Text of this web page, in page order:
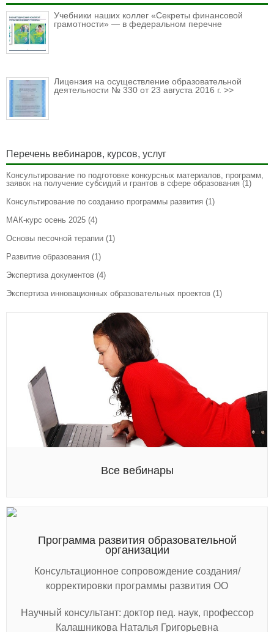
Учебники наших коллег «Секреты финансовой
грамотности» — в федеральном перечне
Лицензия на осуществление образовательной
деятельности № 330 от 23 августа 2016 г. >>
Перечень вебинаров, курсов, услуг
Консультирование по подготовке конкурсных материалов, программ,
заявок на получение субсидий и грантов в сфере образования (1)
Консультирование по созданию программы развития (1)
МАК-курс осень 2025 (4)
Основы песочной терапии (1)
Развитие образования (1)
Экспертиза документов (4)
Экспертиза инновационных образовательных проектов (1)
Все вебинары
Программа развития образовательной
организации
Консультационное сопровождение создания/
корректировки программы развития ОО
Научный консультант: доктор пед. наук, профессор
Калашникова Наталья Григорьевна